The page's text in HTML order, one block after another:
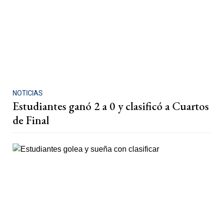
NOTICIAS
Estudiantes ganó 2 a 0 y clasificó a Cuartos
de Final